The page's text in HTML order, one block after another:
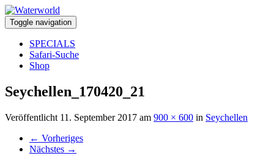
Toggle navigation
SPECIALS
Safari-Suche
Shop
Seychellen_170420_21
Veröffentlicht 11. September 2017 am 900 × 600 in Seychellen
← Vorheriges
Nächstes →